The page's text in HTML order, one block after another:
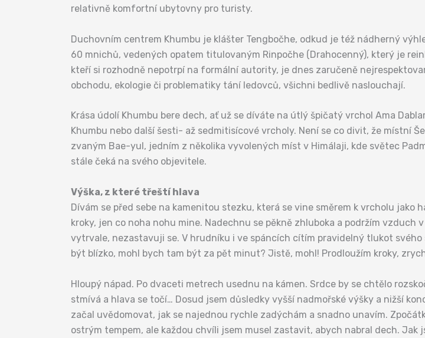
relativně komfortní ubytovny pro turisty.
Duchovním centrem Khumbu je klášter Tengbočhe, odkud je též nádherný
60 mnichů, vedených opatem titulovaným Rinpočhe (Drahocenný), který je
kteří si rozhodně nepotrpí na formální autority, je dnes zaručeně
obchodu, ekologie či problematiky tání ledovců, všichni bedlivě naslouchají.
Krása údolí Khumbu bere dech, ať už se díváte na útlý špičatý vrchol Ama
Khumbu nebo další šesti- až sedmitisícové vrcholy. Není se co divit, že místní
zvaným Bae-yul, jedním z několika vyvolených míst v Himálaji, kde světec
stále čeká na svého objevitele.
Výška, z které třeští hlava
Dívám se před sebe na kamenitou stezku, která se vine směrem k vrcholu jako
kroky, jen co noha nohu mine. Nadechnu se pěkně zhluboka a podržím vzduch
vytrvale, nezastavuji se. V hrudníku i ve spáncích cítím pravidelný tlukot svého
být blízko, mohl bych tam být za pět minut? Jistě, mohl! Prodloužím kroky,
Hloupý nápad. Po dvaceti metrech usednu na kámen. Srdce by se chtělo
stmívá a hlava se točí… Dosud jsem důsledky vyšší nadmořské výšky a nižší
začal uvědomovat, jak se najednou rychle zadýchám a snadno unavím.
ostrým tempem, ale každou chvíli jsem musel zastavit, abych nabral dech. Jak